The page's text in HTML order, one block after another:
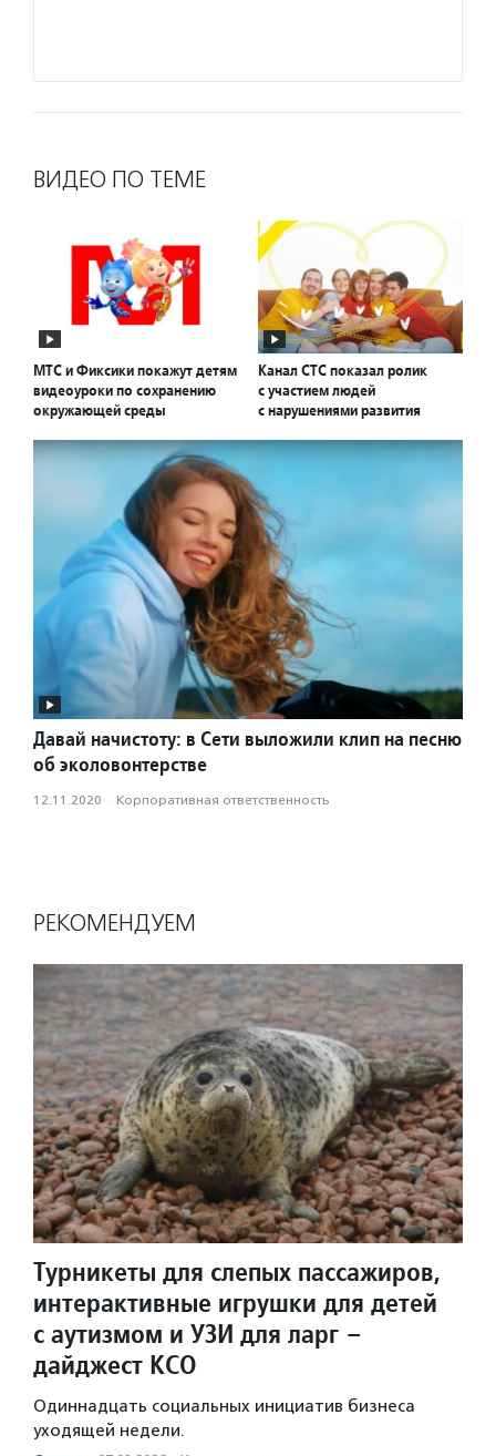
ВИДЕО ПО ТЕМЕ
МТС и Фиксики покажут детям
видеоуроки по сохранению
окружающей среды
Канал СТС показал ролик
с участием людей
с нарушениями развития
Давай начистоту: в Сети выложили клип на песню
об эколовонтерстве
12.11.2020 · Корпоративная ответственность
РЕКОМЕНДУЕМ
Турникеты для слепых пассажиров,
интерактивные игрушки для детей
с аутизмом и УЗИ для ларг –
дайджест КСО
Одиннадцать социальных инициатив бизнеса
уходящей недели.